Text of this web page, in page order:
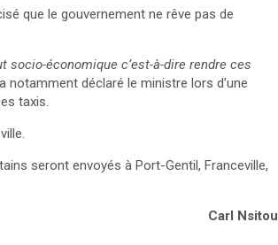
que le gouvernement ne rêve pas de
socio-économique c’est-à-dire rendre ces
notamment déclaré le ministre lors d’une
taxis.
seront envoyés à Port-Gentil, Franceville,
Carl Nsitou